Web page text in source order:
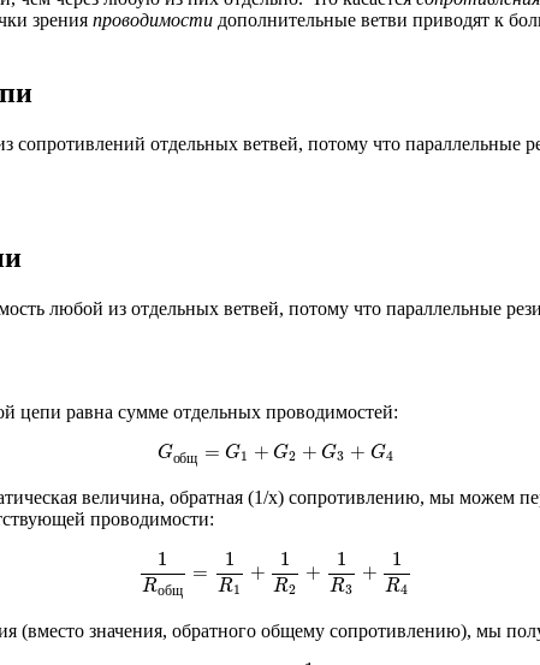
зрения проводимости дополнительные ветви приводят к
отдельных ветвей, потому что параллельные
любой из отдельных ветвей, потому что параллельные
цепи равна сумме отдельных проводимостей:
Gобщ = G1 + G2 + G3 + G4
щ=G 1 +G +G3+ G
величина, обратная (1/x) сопротивлению, мы можем
проводимости:
1
Rобщ
=
1
R1
+
1
R2
+
1
R3
+
1
R4
1 =1 R 3
(вместо значения, обратного общему сопротивлению), мы